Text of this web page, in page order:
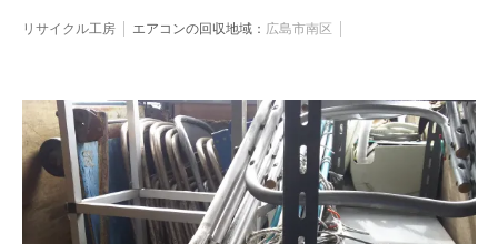
リサイクル工房 エアコンの回収地域： 広島市南区